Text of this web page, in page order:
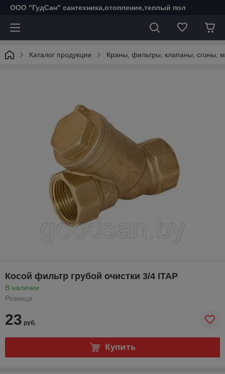
ООО "ГудСан" сантехника,отопление,теплый пол
Каталог продукции Краны, фильтры, клапаны, сгоны,
Косой фильтр грубой очистки 3/4 ITAP
В наличии
Розница
23 руб.
Купить